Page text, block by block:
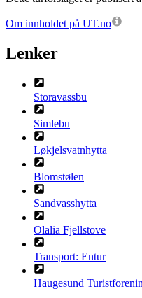
Om innholdet på UT.no
Lenker
Storavassbu
Simlebu
Løkjelsvatnhytta
Blomstølen
Sandvasshytta
Olalia Fjellstove
Transport: Entur
Haugesund